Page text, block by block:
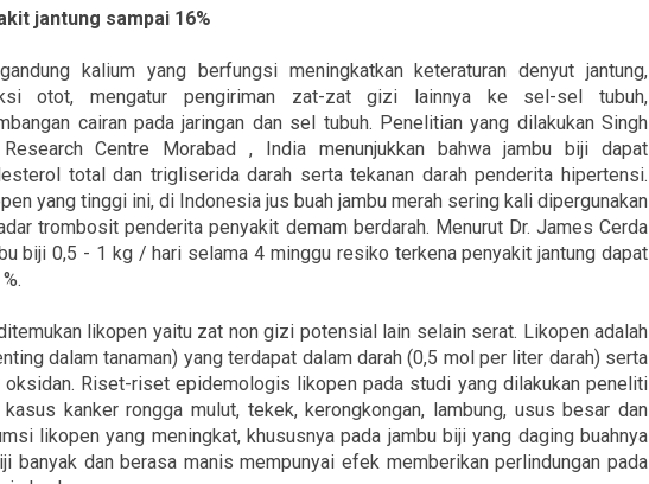
jantung sampai 16%
kalium yang berfungsi meningkatkan keteraturan denyut jantung,
otot, mengatur pengiriman zat-zat gizi lainnya ke sel-sel tubuh,
cairan pada jaringan dan sel tubuh. Penelitian yang dilakukan Singh
Centre Morabad , India menunjukkan bahwa jambu biji dapat
total dan trigliserida darah serta tekanan darah penderita hipertensi.
yang tinggi ini, di Indonesia jus buah jambu merah sering kali dipergunakan
trombosit penderita penyakit demam berdarah. Menurut Dr. James Cerda
biji 0,5 - 1 kg / hari selama 4 minggu resiko terkena penyakit jantung dapat
likopen yaitu zat non gizi potensial lain selain serat. Likopen adalah
dalam tanaman) yang terdapat dalam darah (0,5 mol per liter darah) serta
Riset-riset epidemologis likopen pada studi yang dilakukan peneliti
kanker rongga mulut, tekek, kerongkongan, lambung, usus besar dan
likopen yang meningkat, khususnya pada jambu biji yang daging buahnya
banyak dan berasa manis mempunyai efek memberikan perlindungan pada